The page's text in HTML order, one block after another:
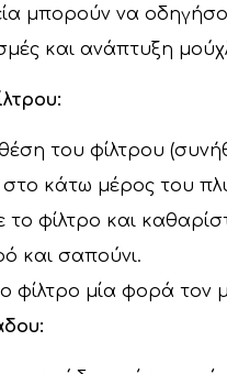
μπορούν να
και ανάπτυξη
θέση του φίλτρου
στο κάτω μέρος του
το φίλτρο και
και σαπούνι.
φίλτρο μία φορά τον